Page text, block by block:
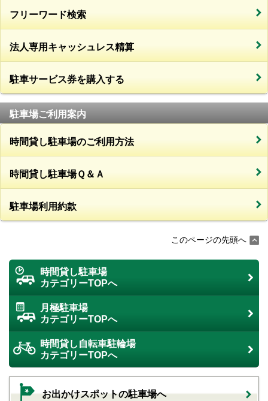
フリーワード検索
法人専用キャッシュレス精算
駐車サービス券を購入する
駐車場ご利用案内
時間貸し駐車場のご利用方法
時間貸し駐車場Ｑ＆Ａ
駐車場利用約款
このページの先頭へ
時間貸し駐車場
カテゴリーTOPへ
月極駐車場
カテゴリーTOPへ
時間貸し自転車駐輪場
カテゴリーTOPへ
お出かけスポットの駐車場へ